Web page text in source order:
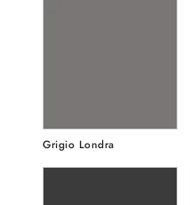
Grigio Londra